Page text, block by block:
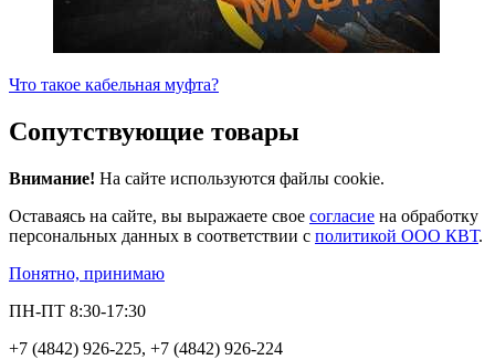
Что такое кабельная муфта?
Сопутствующие товары
Внимание! На сайте используются файлы cookie.
Оставаясь на сайте, вы выражаете свое согласие на обработку
персональных данных в соответствии с политикой ООО КВТ.
Понятно, принимаю
ПН-ПТ 8:30-17:30
+7 (4842) 926-225, +7 (4842) 926-224